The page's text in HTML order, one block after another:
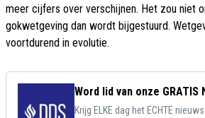
meer cijfers over verschijnen. Het zou niet
gokwetgeving dan wordt bijgestuurd.
voortdurend in evolutie.
Word lid van onze
Krijg ELKE dag het ECHTE